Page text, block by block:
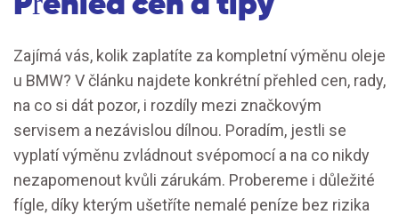
Zajímá vás, kolik zaplatíte za kompletní výměnu oleje
u BMW? V článku najdete konkrétní přehled cen, rady,
na co si dát pozor, i rozdíly mezi značkovým
servisem a nezávislou dílnou. Poradím, jestli se
vyplatí výměnu zvládnout svépomocí a na co nikdy
nezapomenout kvůli zárukám. Probereme i důležité
fígle, díky kterým ušetříte nemalé peníze bez rizika